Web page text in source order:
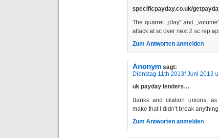
specificpayday.co.uk/
The quarrel „play“ and
attack at sc over next 2 sc rep
Zum Antworten anmelden
Anonym sagt:
Dienstag 11th 2013f Juni 2013
uk payday lenders…
Banks and citation unions,
make that I didn’t break
Zum Antworten anmelden